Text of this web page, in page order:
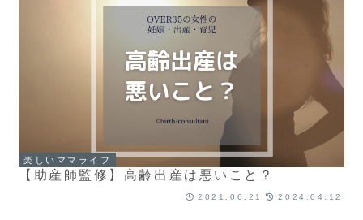
楽しいママライフ
【助産師監修】高齢出産は悪いこと？
2021.06.21 2024.04.12